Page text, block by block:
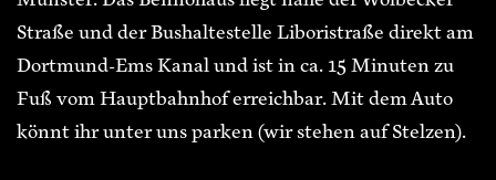
Straße und der Bushaltestelle Liboristraße direkt am
Dortmund-Ems Kanal und ist in ca. 15 Minuten zu
Fuß vom Hauptbahnhof erreichbar. Mit dem Auto
könnt ihr unter uns parken (wir stehen auf Stelzen).